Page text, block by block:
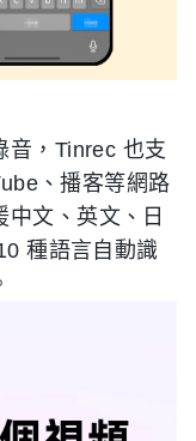
音，Tinrec 也支
、播客等網路
文、英文、日
種語言自動識